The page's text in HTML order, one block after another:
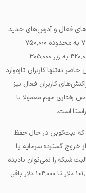
فعال و آدرس‌های جدید
مواجه هستیم. آدرس‌های فعال از سقف ۷۹۰٬۰۰۰ به محدوده ۷۵۰٬۰۰۰
کاهش یافته و آدرس‌های جدید نیز از حدود ۳۲۰٬۰۰۰ به زیر ۳۰۵٬۰۰۰
نه‌تنها کاربران تازه‌وارد
کاربران فعال نیز
رفتاری مهم معمولا با
است.
که بیت‌کوین در حال حفظ
گسترده سرمایه یا
شبکه را نمی‌توان نادیده
گرفت اما تا زمانی که بیت‌کوین بالای سطح ۱۰۱٬۰۰۰ دلار تا ۱۰۳٬۰۰۰ دلار باقی